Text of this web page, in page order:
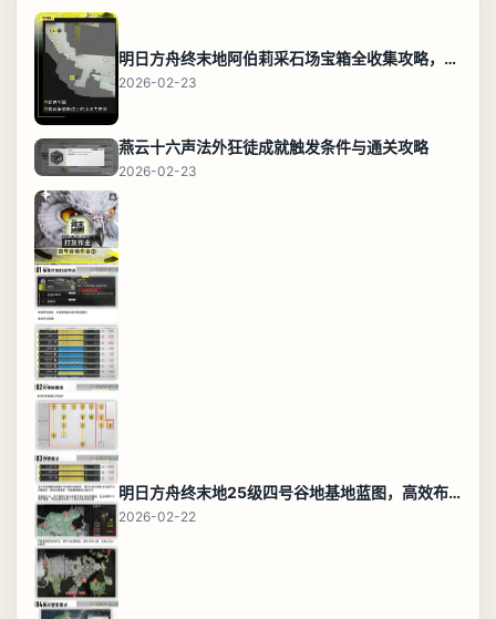
明日方舟终末地阿伯莉采石场宝箱全收集攻略，全点位分布图与路线
2026-02-23
燕云十六声法外狂徒成就触发条件与通关攻略
2026-02-23
明日方舟终末地25级四号谷地基地蓝图，高效布局规划
2026-02-22